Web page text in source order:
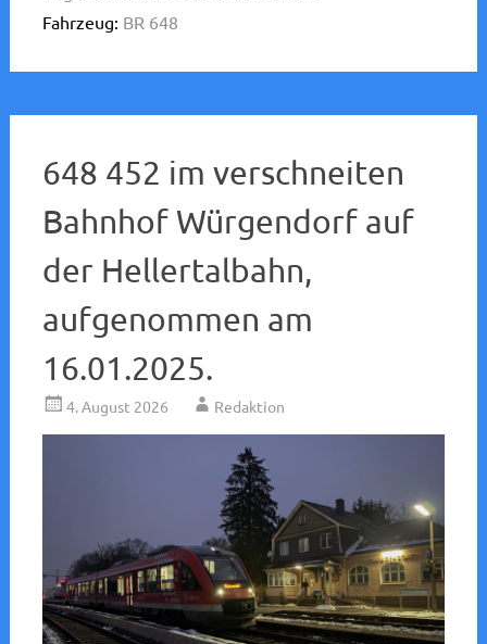
Fahrzeug: BR 648
648 452 im verschneiten
Bahnhof Würgendorf auf
der Hellertalbahn,
aufgenommen am
16.01.2025.
4. August 2026 Redaktion